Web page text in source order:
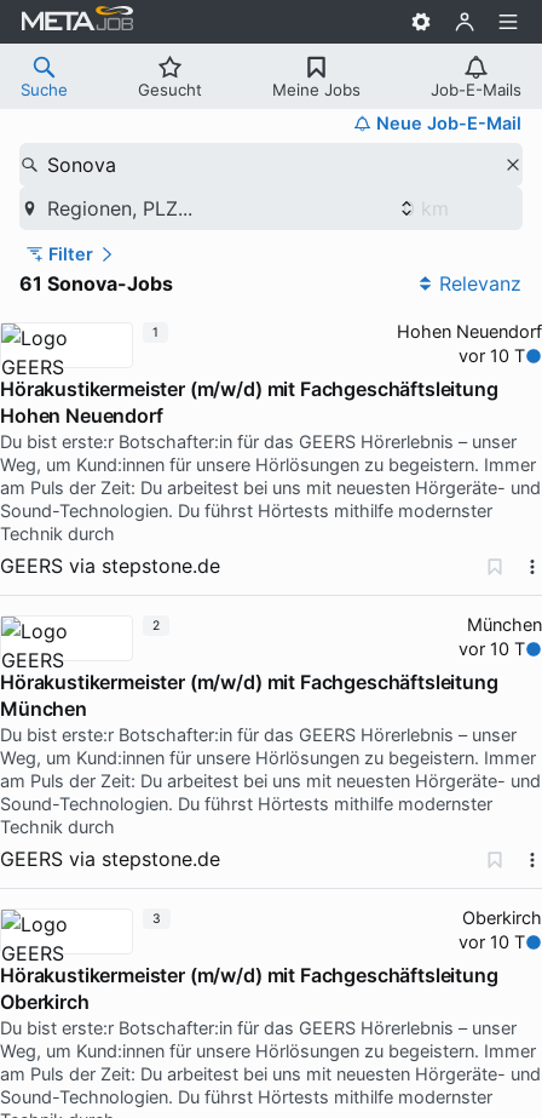
Suche Gesucht Meine Jobs Job-E-Mails
Neue Job-E-Mail
Sonova
Regionen, PLZ...
Filter
61 Sonova-Jobs Relevanz
Hohen Neuendorf
vor 10 T
Hörakustikermeister (m/w/d) mit Fachgeschäftsleitung
Hohen Neuendorf
Du bist erste:r Botschafter:in für das GEERS Hörerlebnis – unser
Weg, um Kund:innen für unsere Hörlösungen zu begeistern. Immer
am Puls der Zeit: Du arbeitest bei uns mit neuesten Hörgeräte- und
Sound-Technologien. Du führst Hörtests mithilfe modernster
Technik durch
GEERS via stepstone.de
1
München
vor 10 T
Hörakustikermeister (m/w/d) mit Fachgeschäftsleitung
München
Du bist erste:r Botschafter:in für das GEERS Hörerlebnis – unser
Weg, um Kund:innen für unsere Hörlösungen zu begeistern. Immer
am Puls der Zeit: Du arbeitest bei uns mit neuesten Hörgeräte- und
Sound-Technologien. Du führst Hörtests mithilfe modernster
Technik durch
GEERS via stepstone.de
2
Oberkirch
vor 10 T
Hörakustikermeister (m/w/d) mit Fachgeschäftsleitung
Oberkirch
Du bist erste:r Botschafter:in für das GEERS Hörerlebnis – unser
Weg, um Kund:innen für unsere Hörlösungen zu begeistern. Immer
am Puls der Zeit: Du arbeitest bei uns mit neuesten Hörgeräte- und
Sound-Technologien. Du führst Hörtests mithilfe modernster
3